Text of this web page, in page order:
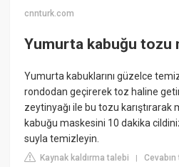
cnnturk.com
Yumurta kabuğu tozu
Yumurta kabuklarını güzelce
rondodan geçirerek toz haline
zeytinyağı ile bu tozu karıştırarak
kabuğu maskesini 10 dakika
suyla temizleyin.
Kaynak kaldırma talebi |